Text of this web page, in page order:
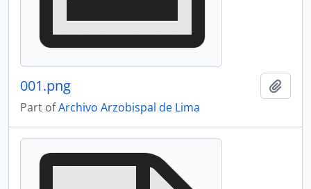
001.png
Part ofArchivo Arzobispal de Lima